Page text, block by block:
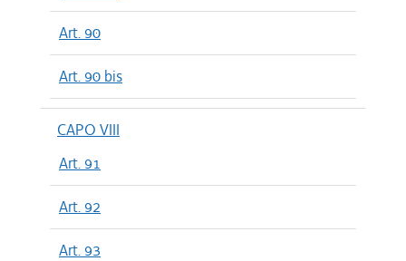
Art. 90
Art. 90 bis
CAPO VIII
Art. 91
Art. 92
Art. 93